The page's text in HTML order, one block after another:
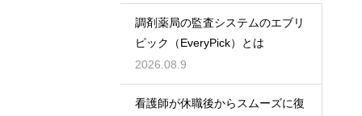
調剤薬局の監査システムのエブリ
ピック（EveryPick）とは
2026.08.9
看護師が休職後からスムーズに復